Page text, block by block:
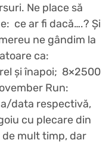
Ne place să
ce ar fi dacă….? Și
ne gândim la
ca:
și înapoi; 8×2500
Run:
data respectivă,
cu plecare din
mult timp, dar